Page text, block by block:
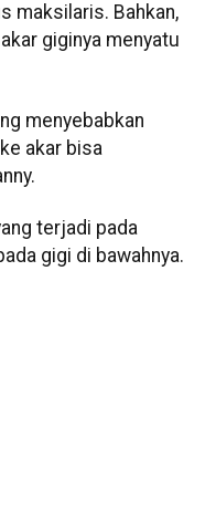
maksilaris. Bahkan,
giginya menyatu
menyebabkan
akar bisa
terjadi pada
gigi di bawahnya.